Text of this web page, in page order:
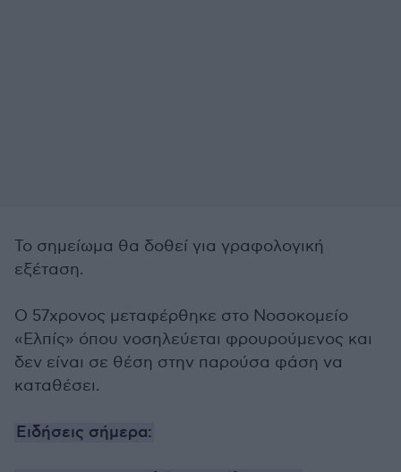
Το σημείωμα θα δοθεί για γραφολογική
εξέταση.
Ο 57χρονος μεταφέρθηκε στο Νοσοκομείο
«Ελπίς» όπου νοσηλεύεται φρουρούμενος και
δεν είναι σε θέση στην παρούσα φάση να
καταθέσει.
Ειδήσεις σήμερα: